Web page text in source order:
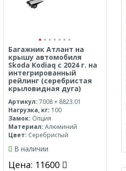
Багажник Атлант на
крышу автомобиля
Skoda Kodiaq с 2024 г. на
интегрированный
рейлинг (серебристая
крыловидная дуга)
Артикул: 7008 + 8823.01
Нагрузка, кг: 100
Замок: Опция
Материал: Алюминий
Цвет: Серебристый
В наличии
Цена: 11600